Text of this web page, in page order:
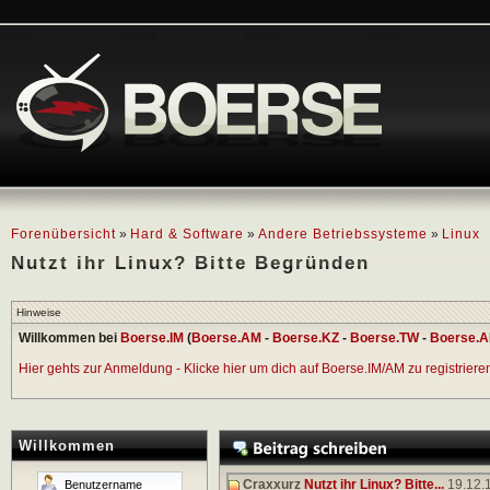
Forenübersicht » Hard & Software » Andere Betriebssysteme » Linux
Nutzt ihr Linux? Bitte Begründen
Hinweise
Willkommen bei Boerse.IM (Boerse.AM - Boerse.KZ - Boerse.TW- Boerse.AI
Hier gehts zur Anmeldung - Klicke hier um dich auf Boerse.IM/AM zu
Willkommen
Craxxurz Nutzt ihr Linux? Bitte...